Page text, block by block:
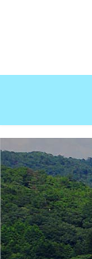
ン
ス
キ
ッ
プ
ー
ン
に
移
動